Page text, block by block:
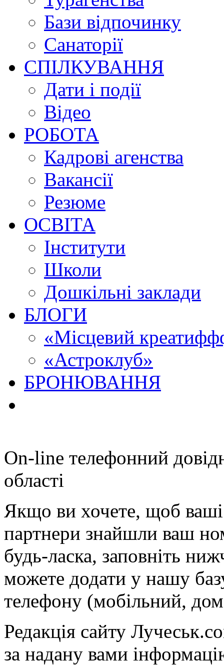
Бази відпочинку
Санаторії
СПІЛКУВАННЯ
Дати і події
Відео
РОБОТА
Кадрові агенства
Вакансії
Резюме
ОСВІТА
Інститути
Школи
Дошкільні заклади
БЛОГИ
«Місцевий
«Астроклуб»
БРОНЮВАННЯ
On-line телефонний
області
Якщо ви хочете, щоб ваші
партнери знайшли ваш
будь-ласка, заповніть
можете додати у нашу
телефону (мобільний,
Редакція сайту
за надану вами